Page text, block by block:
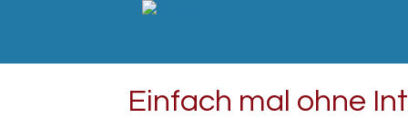
Einfach mal ohne